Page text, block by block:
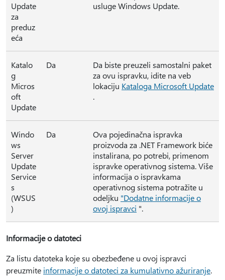
Update
za
preduz
eća
usluge Windows Update.
Katalo
g
Micros
oft
Update
Da
Da biste preuzeli samostalni paket
za ovu ispravku, idite na veb
lokaciju Kataloga Microsoft Update
.
Windo
ws
Server
Update
Service
s
(WSUS
)
Da
Ova pojedinačna ispravka
proizvoda za .NET Framework biće
instalirana, po potrebi, primenom
ispravke operativnog sistema. Više
informacija o ispravkama
operativnog sistema potražite u
odeljku "Dodatne informacije o
ovoj ispravci ".
Informacije o datoteci
Za listu datoteka koje su obezbeđene u ovoj ispravci
preuzmite informacije o datoteci za kumulativno ažuriranje.